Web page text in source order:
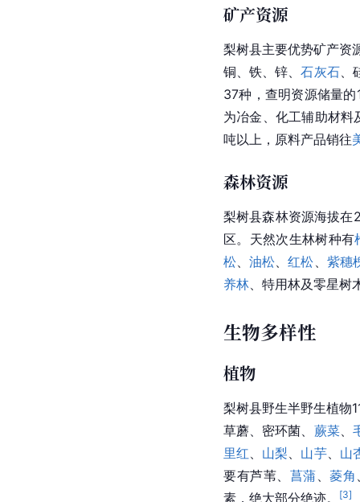
土地资源
按2004年全国统一时
41890公顷，占10％；
梨树县人均占有耕地
梨树县主要优势矿产资
铜、铁、锌、石灰石、
37种，查明资源储量
为冶金、化工辅助材料
吨以上，原料产品销往
森林资源
梨树县森林资源海拔
区。天然次生林树种有
松、油松、红松、紫穗
养林 、特用林及零星树
生物多样性